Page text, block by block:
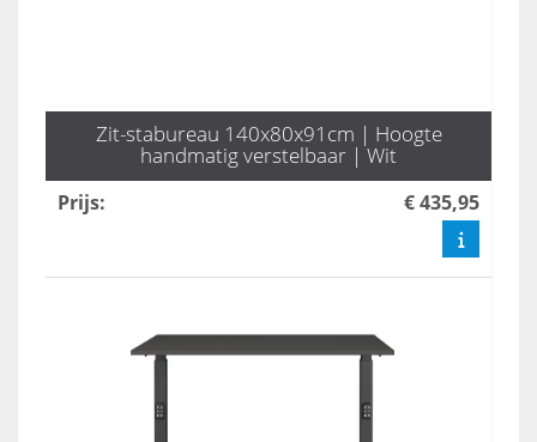
Zit-stabureau 140x80x91cm | Hoogte
handmatig verstelbaar | Wit
Prijs: € 435,95